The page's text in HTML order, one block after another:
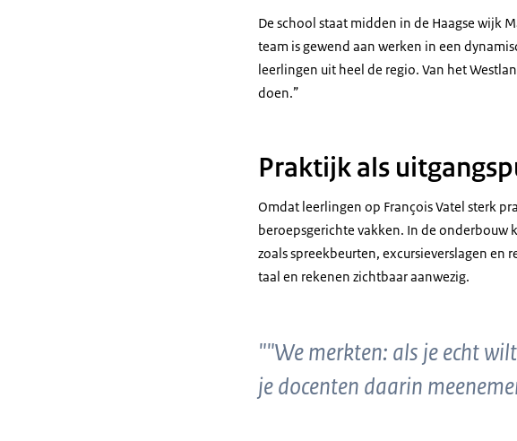
De school staat midden in de Haagse wijk
team is gewend aan werken in een
leerlingen uit heel de regio. Van het
doen.”
Praktijk als
Omdat leerlingen op François Vatel sterk
beroepsgerichte vakken. In de
zoals spreekbeurten, excursieverslagen en
taal en rekenen zichtbaar aanwezig.
""We merkten: als je echt
je docenten daarin